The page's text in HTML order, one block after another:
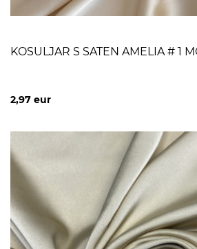
KOSULJAR S SATEN AMELIA # 1
2,97 eur